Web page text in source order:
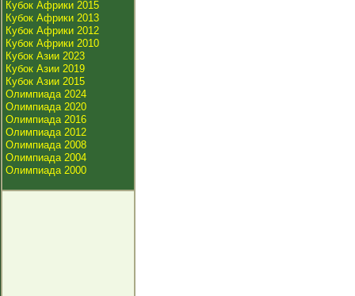
Кубок Африки 2015
Кубок Африки 2013
Кубок Африки 2012
Кубок Африки 2010
Кубок Азии 2023
Кубок Азии 2019
Кубок Азии 2015
Олимпиада 2024
Олимпиада 2020
Олимпиада 2016
Олимпиада 2012
Олимпиада 2008
Олимпиада 2004
Олимпиада 2000